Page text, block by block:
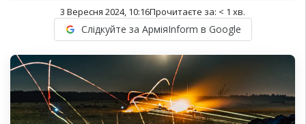
3 Вересня 2024, 10:16Прочитаєте за: < 1 хв.
Слідкуйте за АрміяInform в Google